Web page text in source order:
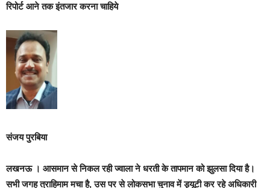
रिपोर्ट आने तक इंतजार करना चाहिये
संजय पुरबिया
लखनऊ। आसमान से निकल रही ज्वाला ने धरती के तापमान को झुलसा दिया है।
सभी जगह त्राहिमाम मचा है, उस पर से लोकसभा चुनाव में ड्यूटी कर रहे अधिकारी